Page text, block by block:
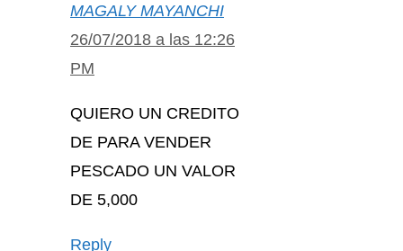
MAGALY MAYANCHI
26/07/2018 a las 12:26
PM
QUIERO UN CREDITO
DE PARA VENDER
PESCADO UN VALOR
DE 5,000
Reply